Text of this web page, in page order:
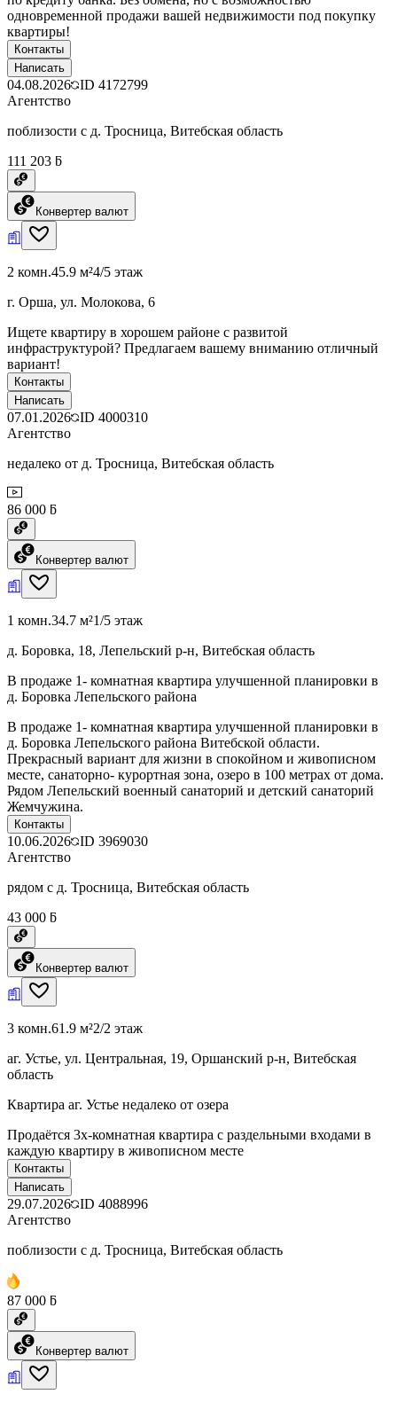
одновременной продажи вашей недвижимости под покупку
квартиры!
Контакты
Написать
04.08.2026 ID 4172799
Агентство
поблизости с д. Тросница, Витебская область
111 203 ƃ
Конвертер валют
2 комн.45.9 м²4/5 этаж
г. Орша, ул. Молокова, 6
Ищете квартиру в хорошем районе с развитой
инфраструктурой? Предлагаем вашему вниманию отличный
вариант!
Контакты
Написать
07.01.2026 ID 4000310
Агентство
недалеко от д. Тросница, Витебская область
86 000 ƃ
Конвертер валют
1 комн.34.7 м²1/5 этаж
д. Боровка, 18, Лепельский р-н, Витебская область
В продаже 1- комнатная квартира улучшенной планировки в
д. Боровка Лепельского района
В продаже 1- комнатная квартира улучшенной планировки в
д. Боровка Лепельского района Витебской области.
Прекрасный вариант для жизни в спокойном и живописном
месте, санаторно- курортная зона, озеро в 100 метрах от дома.
Рядом Лепельский военный санаторий и детский санаторий
Жемчужина.
Контакты
10.06.2026 ID 3969030
Агентство
рядом с д. Тросница, Витебская область
43 000 ƃ
Конвертер валют
3 комн.61.9 м²2/2 этаж
аг. Устье, ул. Центральная, 19, Оршанский р-н, Витебская
область
Квартира аг. Устье недалеко от озера
Продаётся 3х-комнатная квартира с раздельными входами в
каждую квартиру в живописном месте
Контакты
Написать
29.07.2026 ID 4088996
Агентство
поблизости с д. Тросница, Витебская область
87 000 ƃ
Конвертер валют